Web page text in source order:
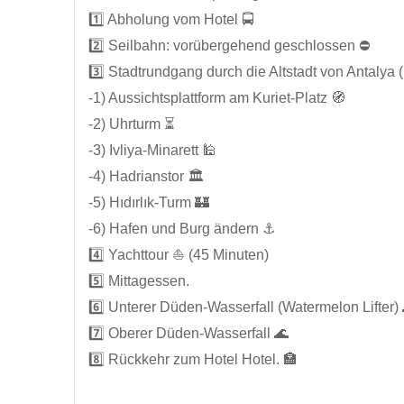
1️⃣ Abholung vom Hotel 🚍
2️⃣ Seilbahn: vorübergehend geschlossen ⛔️
3️⃣ Stadtrundgang durch die Altstadt von Antalya
-1) Aussichtsplattform am Kuriet-Platz 🧭
-2) Uhrturm ⏳️
-3) Ivliya-Minarett 🕌
-4) Hadrianstor 🏛️
-5) Hıdırlık-Turm 🏰
-6) Hafen und Burg ändern ⚓
4️⃣ Yachttour ⛵ (45 Minuten)
5️⃣ Mittagessen.
6️⃣ Unterer Düden-Wasserfall (Watermelon Lifter)
7️⃣ Oberer Düden-Wasserfall 🌊
8️⃣ Rückkehr zum Hotel Hotel. 🏣